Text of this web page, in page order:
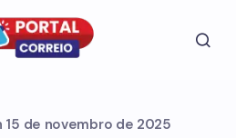
15 de novembro de 2025